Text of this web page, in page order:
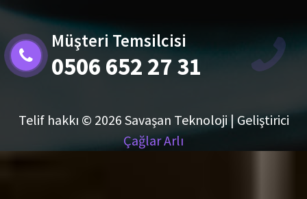
Müşteri Temsilcisi
0506 652 27 31
Telif hakkı © 2026 Savaşan Teknoloji | Geliştirici
Çağlar Arlı